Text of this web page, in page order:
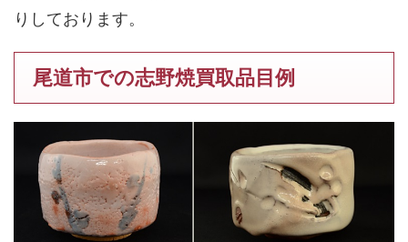
りしております。
尾道市での志野焼買取品目例